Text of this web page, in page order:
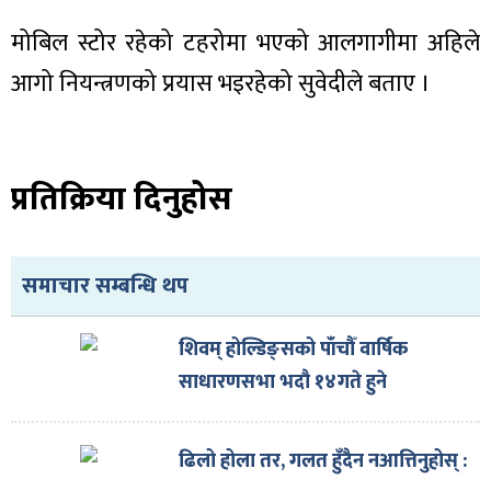
मोबिल स्टोर रहेको टहरोमा भएको आलगागीमा अहिले
आगो नियन्त्रणको प्रयास भइरहेको सुवेदीले बताए ।
प्रतिक्रिया दिनुहोस
समाचार सम्बन्धि थप
शिवम् होल्डिङ्सको पाँचौँ वार्षिक
साधारणसभा भदौ १४गते हुने
ढिलो होला तर, गलत हुँदैन नआत्तिनुहोस् :